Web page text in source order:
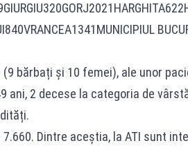
și 10 femei), ale unor
2 decese la categoria de
Dintre aceștia, la ATI sunt